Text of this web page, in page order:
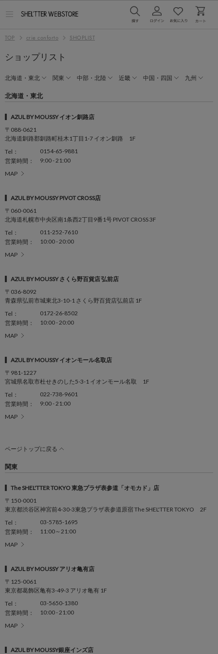
ー
開
く
TOP crie conforto SHOPLIST
ショップリスト
北海道・東北 関東 中部・北陸 近畿 中国・四国 九州
北海道・東北
AZUL BY MOUSSY イオン釧路店
〒088-0621
北海道釧路郡釧路町桂木1丁目1-7 イオン釧路 1F
Tel：
0154-65-9881
営業時間：
9:00 - 21:00
MAP
AZUL BY MOUSSY PIVOT CROSS店
〒060-0061
北海道札幌市中央区南1条西2丁目9番1号 PIVOT CROSS 3F
Tel：
011-252-7610
営業時間：
10:00 - 20:00
MAP
AZUL BY MOUSSY さくら野百貨店 弘前店
〒036-8092
青森県弘前市城東北3-10-1 さくら野百貨店弘前店 1F
Tel：
0172-26-8502
営業時間：
10:00 - 20:00
MAP
AZUL BY MOUSSY イオンモール名取店
〒981-1227
宮城県名取市杜せきのした5-3-1 イオンモール名取 1F
Tel：
022-738-9601
営業時間：
9:00 - 21:00
MAP
ページトップに戻る
関東
The SHEL'TTER TOKYO 東急プラザ表参道「オモカド」店
〒150-0001
東京都渋谷区神宮前4-30-3東急プラザ表参道原宿 The SHEL'TTER TOKYO 2F
Tel：
03-5785-1695
営業時間：
11:00～21:00
MAP
AZUL BY MOUSSY アリオ亀有店
〒125-0061
東京都葛飾区亀有3-49-3 アリオ亀有 1F
Tel：
03-5650-1380
営業時間：
10:00 - 21:00
MAP
AZUL BY MOUSSY銀座インズ店